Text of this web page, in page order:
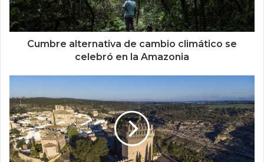
Cumbre alternativa de cambio climático se
celebró en la Amazonia